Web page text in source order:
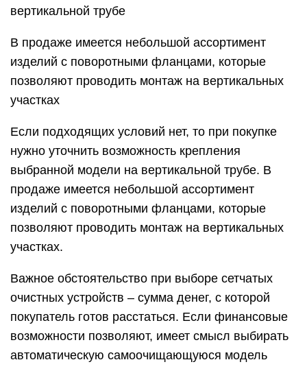
вертикальной трубе
В продаже имеется небольшой ассортимент
изделий с поворотными фланцами, которые
позволяют проводить монтаж на вертикальных
участках
Если подходящих условий нет, то при покупке
нужно уточнить возможность крепления
выбранной модели на вертикальной трубе. В
продаже имеется небольшой ассортимент
изделий с поворотными фланцами, которые
позволяют проводить монтаж на вертикальных
участках.
Важное обстоятельство при выборе сетчатых
очистных устройств – сумма денег, с которой
покупатель готов расстаться. Если финансовые
возможности позволяют, имеет смысл выбирать
автоматическую самоочищающуюся модель